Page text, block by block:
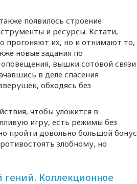
появилось строение
и ресурсы. Кстати,
прогоняют их, но и отнимают то,
новые задания по
вышки сотовой связи
в деле спасения
обходясь без
чтобы уложится в
игру, есть режимы без
пройти довольно большой бонус
злобному, но
Коллекционное